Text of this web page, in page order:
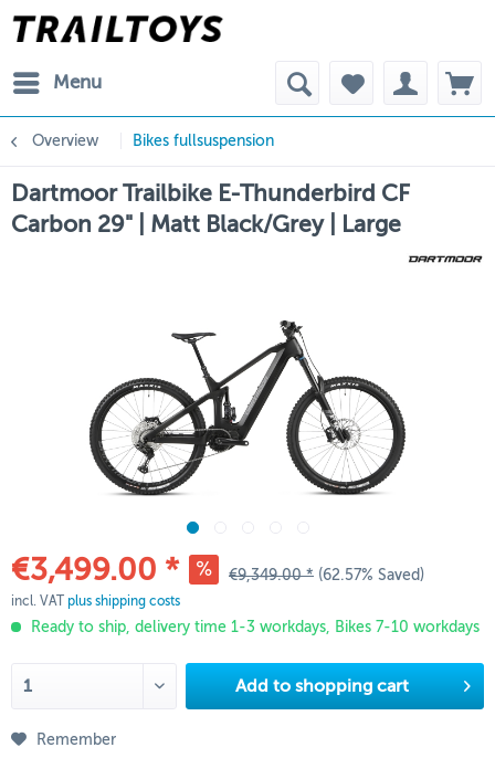
Menu
Overview Bikes fullsuspension
Dartmoor Trailbike E-Thunderbird CF
Carbon 29" | Matt Black/Grey | Large
€3,499.00 * €9,349.00 * (62.57% Saved)
incl. VAT plus shipping costs
Ready to ship, delivery time 1-3 workdays, Bikes 7-10 workdays
Add to shopping cart
Remember